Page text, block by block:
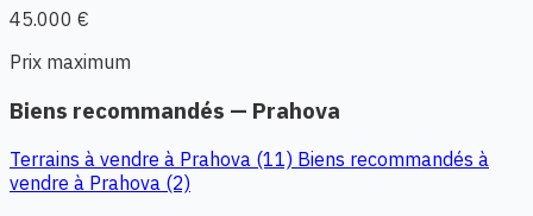
45.000 €
Prix maximum
Biens recommandés — Prahova
Terrains à vendre à Prahova (11) Biens recommandés à
vendre à Prahova (2)